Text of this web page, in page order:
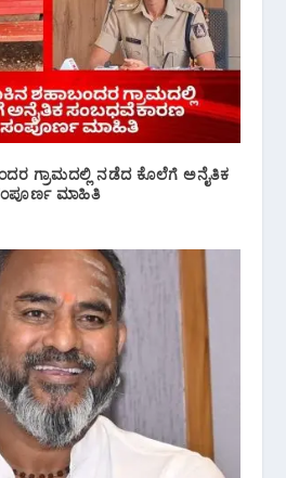
ಗ್ರಾಮದಲ್ಲಿ‌ ನಡೆದ ಕೊಲೆಗೆ ಅನೈತಿಕ‌
ಮಾಹಿತಿ